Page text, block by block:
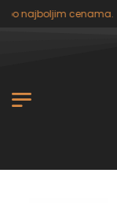
najboljim cenama.